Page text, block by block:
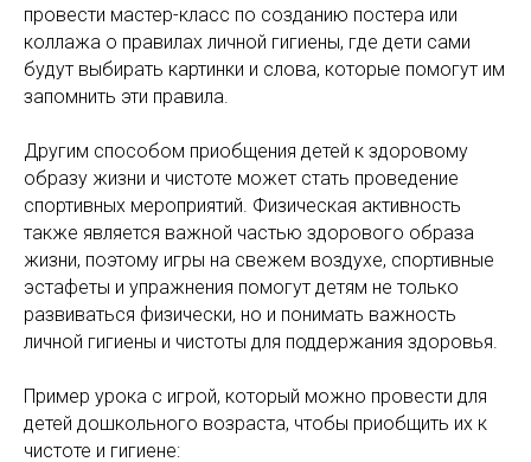
провести мастер-класс по созданию постера или
коллажа о правилах личной гигиены, где дети сами
будут выбирать картинки и слова, которые помогут им
запомнить эти правила.
Другим способом приобщения детей к здоровому
образу жизни и чистоте может стать проведение
спортивных мероприятий. Физическая активность
также является важной частью здорового образа
жизни, поэтому игры на свежем воздухе, спортивные
эстафеты и упражнения помогут детям не только
развиваться физически, но и понимать важность
личной гигиены и чистоты для поддержания здоровья.
Пример урока с игрой, который можно провести для
детей дошкольного возраста, чтобы приобщить их к
чистоте и гигиене: